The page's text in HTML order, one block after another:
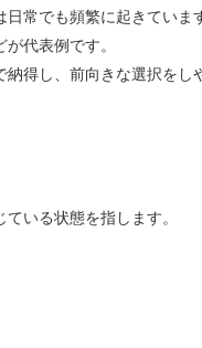
常でも頻繁に起きていま
代表例です。
得し、前向きな選択をし
いる状態を指します。